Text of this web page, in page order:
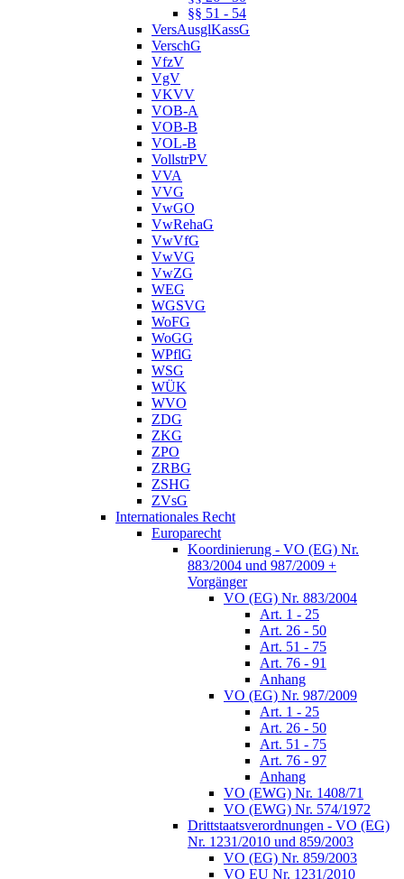
§§ 51 - 54
VersAusglKassG
VerschG
VfzV
VgV
VKVV
VOB-A
VOB-B
VOL-B
VollstrPV
VVA
VVG
VwGO
VwRehaG
VwVfG
VwVG
VwZG
WEG
WGSVG
WoFG
WoGG
WPflG
WSG
WÜK
WVO
ZDG
ZKG
ZPO
ZRBG
ZSHG
ZVsG
Internationales Recht
Europarecht
Koordinierung - VO (EG) Nr.
883/2004 und 987/2009 +
Vorgänger
VO (EG) Nr. 883/2004
Art. 1 - 25
Art. 26 - 50
Art. 51 - 75
Art. 76 - 91
Anhang
VO (EG) Nr. 987/2009
Art. 1 - 25
Art. 26 - 50
Art. 51 - 75
Art. 76 - 97
Anhang
VO (EWG) Nr. 1408/71
VO (EWG) Nr. 574/1972
Drittstaatsverordnungen - VO (EG)
Nr. 1231/2010 und 859/2003
VO (EG) Nr. 859/2003
VO EU Nr. 1231/2010